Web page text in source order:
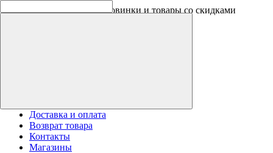
Скидки на новинки до -30%
Доставка и оплата
Возврат товара
Контакты
Магазины